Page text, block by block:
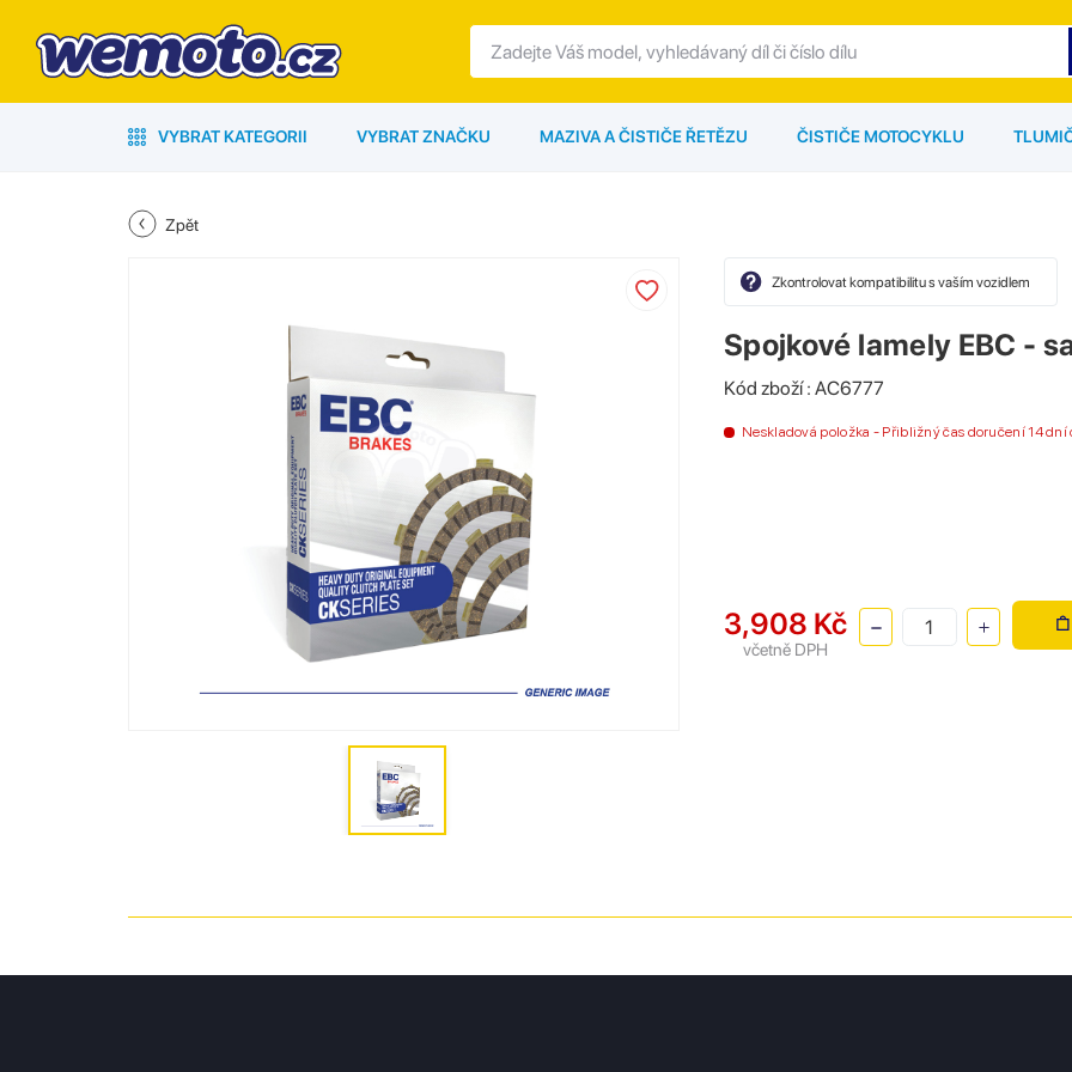
VYBRAT KATEGORII VYBRAT ZNAČKU MAZIVA A ČISTIČE ŘETĚZU ČISTIČE MOTOCYKLU
Zpět
Zkontrolovat kompatibilitu s vaším vozidlem
Spojkové lamely EBC -
Kód zboží : AC6777
Neskladová položka - Přibližný čas doručení 14 dní
3,908 Kč
včetně DPH